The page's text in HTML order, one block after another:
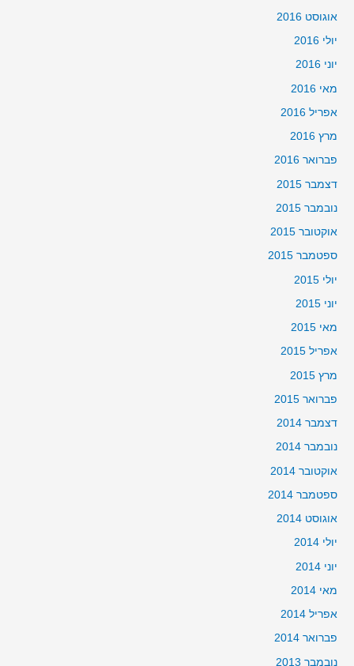
אוגוסט 2016
יולי 2016
יוני 2016
מאי 2016
אפריל 2016
מרץ 2016
פברואר 2016
דצמבר 2015
נובמבר 2015
אוקטובר 2015
ספטמבר 2015
יולי 2015
יוני 2015
מאי 2015
אפריל 2015
מרץ 2015
פברואר 2015
דצמבר 2014
נובמבר 2014
אוקטובר 2014
ספטמבר 2014
אוגוסט 2014
יולי 2014
יוני 2014
מאי 2014
אפריל 2014
פברואר 2014
נובמבר 2013